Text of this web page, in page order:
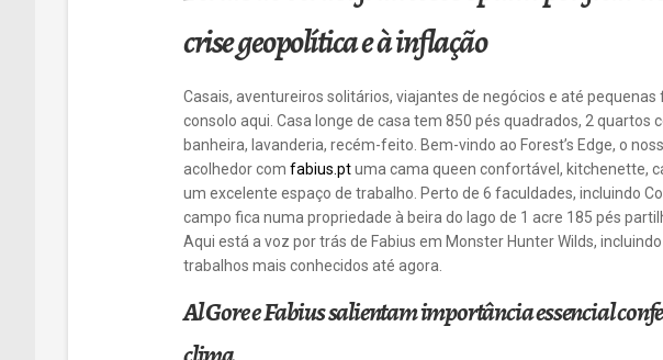
crise geopolítica e à inflação
Casais, aventureiros solitários, viajantes de negócios e até
consolo aqui. Casa longe de casa tem 850 pés quadrados, 2 quartos
banheira, lavanderia, recém-feito. Bem-vindo ao Forest’s Edge, o
acolhedor com fabius.ptuma cama queen confortável, kitchenette,
um excelente espaço de trabalho. Perto de 6 faculdades, incluindo
campo fica numa propriedade à beira do lago de 1 acre 185 pés
Aqui está a voz por trás de Fabius em Monster Hunter Wilds,
trabalhos mais conhecidos até agora.
Al Gore e Fabius salientam importância essencial